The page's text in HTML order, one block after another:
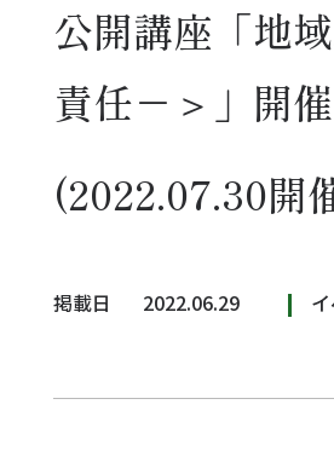
公開講座「地
責任－＞」開
(2022.07.30開
掲載日 2022.06.29